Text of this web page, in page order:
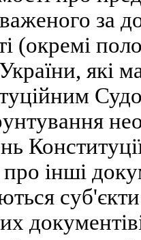
за
(окремі
які
інші